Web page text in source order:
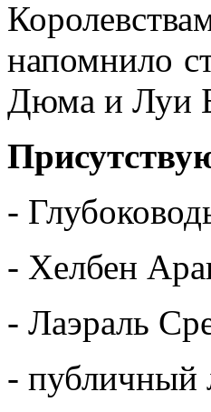
напомнило
Дюма и Луи
-
- Хелбен
- Лаэраль
- публичный